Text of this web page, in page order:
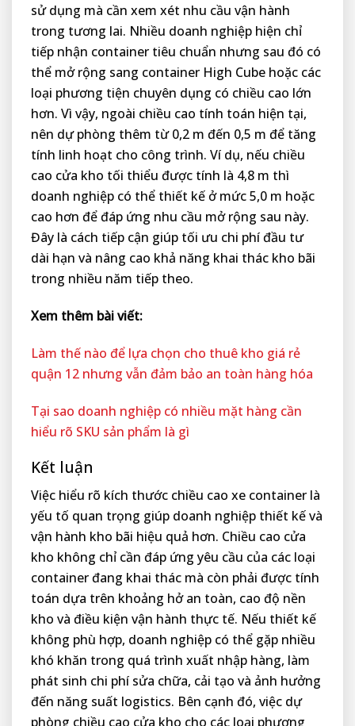
sử dụng mà cần xem xét nhu cầu vận hành
trong tương lai. Nhiều doanh nghiệp hiện chỉ
tiếp nhận container tiêu chuẩn nhưng sau đó có
thể mở rộng sang container High Cube hoặc các
loại phương tiện chuyên dụng có chiều cao lớn
hơn. Vì vậy, ngoài chiều cao tính toán hiện tại,
nên dự phòng thêm từ 0,2 m đến 0,5 m để tăng
tính linh hoạt cho công trình. Ví dụ, nếu chiều
cao cửa kho tối thiểu được tính là 4,8 m thì
doanh nghiệp có thể thiết kế ở mức 5,0 m hoặc
cao hơn để đáp ứng nhu cầu mở rộng sau này.
Đây là cách tiếp cận giúp tối ưu chi phí đầu tư
dài hạn và nâng cao khả năng khai thác kho bãi
trong nhiều năm tiếp theo.
Xem thêm bài viết:
Làm thế nào để lựa chọn cho thuê kho giá rẻ
quận 12 nhưng vẫn đảm bảo an toàn hàng hóa
Tại sao doanh nghiệp có nhiều mặt hàng cần
hiểu rõ SKU sản phẩm là gì
Kết luận
Việc hiểu rõ kích thước chiều cao xe container là
yếu tố quan trọng giúp doanh nghiệp thiết kế và
vận hành kho bãi hiệu quả hơn. Chiều cao cửa
kho không chỉ cần đáp ứng yêu cầu của các loại
container đang khai thác mà còn phải được tính
toán dựa trên khoảng hở an toàn, cao độ nền
kho và điều kiện vận hành thực tế. Nếu thiết kế
không phù hợp, doanh nghiệp có thể gặp nhiều
khó khăn trong quá trình xuất nhập hàng, làm
phát sinh chi phí sửa chữa, cải tạo và ảnh hưởng
đến năng suất logistics. Bên cạnh đó, việc dự
phòng chiều cao cửa kho cho các loại phương